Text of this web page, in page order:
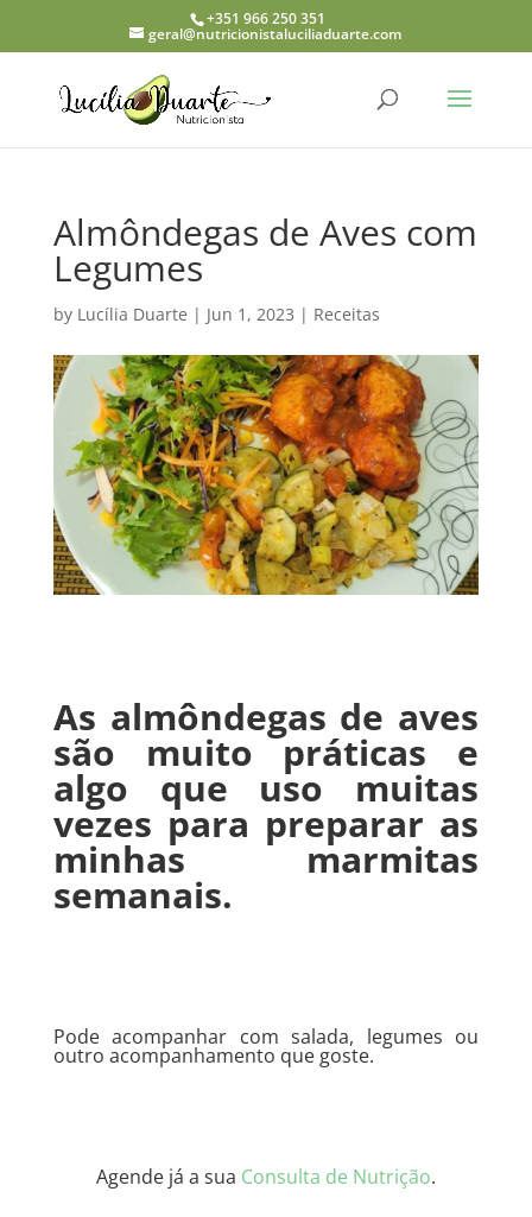
+351 966 250 351
geral@nutricionistaluciliaduarte.com
Almôndegas de Aves com
Legumes
by Lucília Duarte | Jun 1, 2023 | Receitas
As almôndegas de aves
são muito práticas e
algo que uso muitas
vezes para preparar as
minhas marmitas
semanais.
Pode acompanhar com salada, legumes ou
outro acompanhamento que goste.
Agende já a sua Consulta de Nutrição.